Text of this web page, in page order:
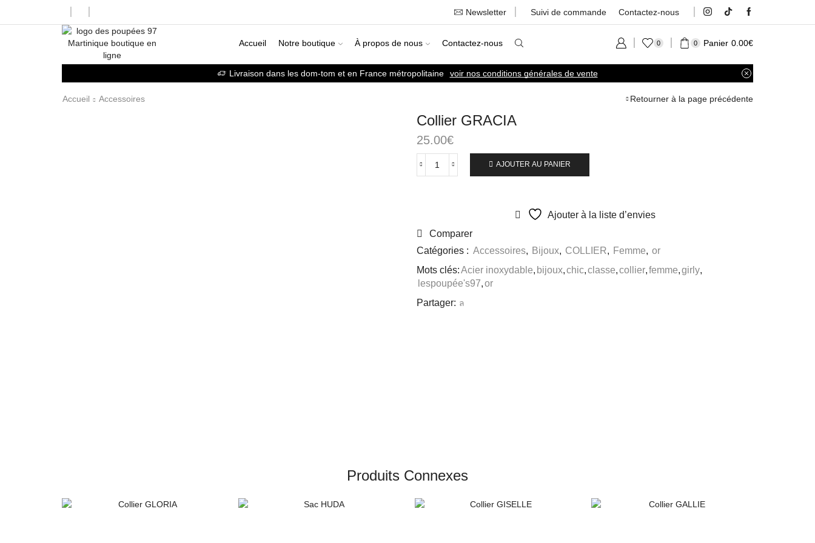
Newsletter Suivi de commande Contactez-nous
Accueil Notre boutique À propos de nous Contactez-nous 0 0 Panier 0.00€
Livraison dans les dom-tom et en France métropolitaine voir nos conditions générales de vente
Accueil Accessoires Retourner à la page précédente
Collier GRACIA
25.00€
AJOUTER AU PANIER
Ajouter à la liste d’envies
Comparer
Catégories : Accessoires, Bijoux, COLLIER, Femme, or
Mots clés:Acier inoxydable, bijoux,chic,classe,collier,femme,girly,
lespoupée's97,or
Partager:
Produits Connexes